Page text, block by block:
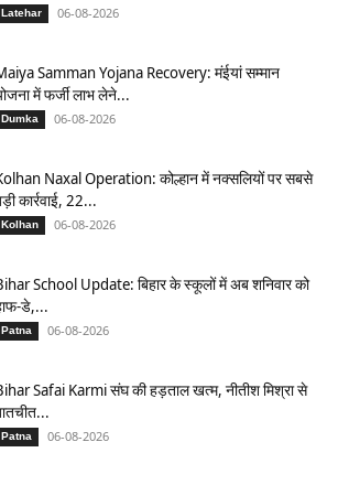
Latehar 06-08-2026
Samman Yojana Recovery: मंईयां सम्मान
में फर्जी लाभ लेने...
Dumka 06-08-2026
Naxal Operation: कोल्हान में नक्सलियों पर सबसे
कार्रवाई, 22...
Kolhan 06-08-2026
School Update: बिहार के स्कूलों में अब शनिवार को
डे,...
Patna 06-08-2026
Safai Karmi संघ की हड़ताल खत्म, नीतीश मिश्रा से
Patna 06-08-2026